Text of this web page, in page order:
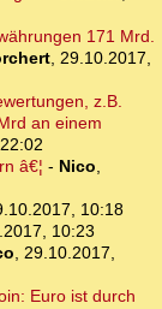
171 Mrd.
, 29.10.2017,
z.B.
an einem
â€¦ - Nico,
10:18
10:23
, 29.10.2017,
Euro ist durch